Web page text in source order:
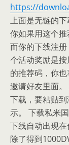
https://
上面是无链的下
你如果用这个
而你的下线注
个活动奖励是
的推荐码，你
邀请好友里面
下载，要粘贴
示。 下载私米国
下线自动出现
除了得到